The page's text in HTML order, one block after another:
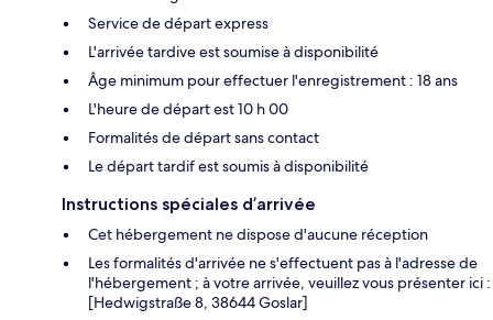
Service de départ express
L'arrivée tardive est soumise à disponibilité
Âge minimum pour effectuer l'enregistrement : 18 ans
L'heure de départ est 10 h 00
Formalités de départ sans contact
Le départ tardif est soumis à disponibilité
Instructions spéciales d’arrivée
Cet hébergement ne dispose d'aucune réception
Les formalités d'arrivée ne s'effectuent pas à l'adresse de
l'hébergement ; à votre arrivée, veuillez vous présenter ici :
[Hedwigstraße 8, 38644 Goslar]